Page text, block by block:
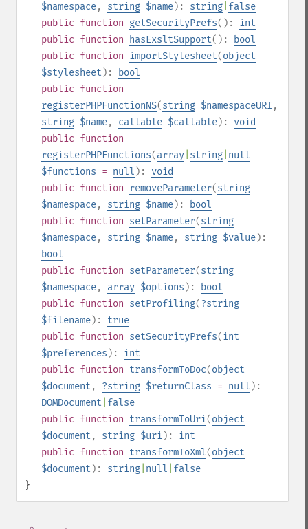
$namespace, string $name): string false
public function getSecurityPrefs(): int
public function hasExsltSupport():
bool
public function importStylesheet(object
$stylesheet ):
bool
public function
registerPHPFunctionNS(string $namespaceURI ,
string $name, callable $callable): void
public function
registerPHPFunctions(array string null
$functions = null ): void
public function removeParameter(string
$namespace, string $name):
bool
public function setParameter(string
$namespace, string $name, string $value):
bool
public function setParameter(string
$namespace, array $options ):
bool
public function setProfiling(?string
$filename): true
public function setSecurityPrefs(int
$preferences ): int
public function transformToDoc(object
$document , ?string $returnClass = null ):
DOMDocument false
public function transformToUri(object
$document , string $uri): int
public function transformToXml(object
$document ): string null false
}